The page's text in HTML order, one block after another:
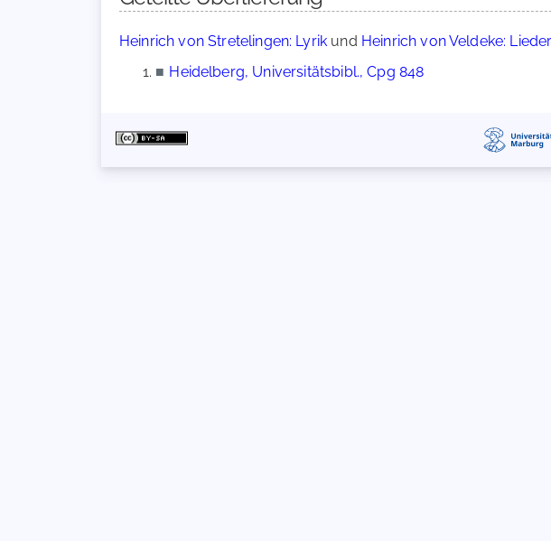
Heinrich von Stretelingen: Lyrik und Heinrich von Veldeke: Lieder
■ Heidelberg, Universitätsbibl., Cpg 848